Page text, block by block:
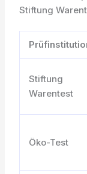
Stiftung
Stiftung
Warentest
Öko-Test